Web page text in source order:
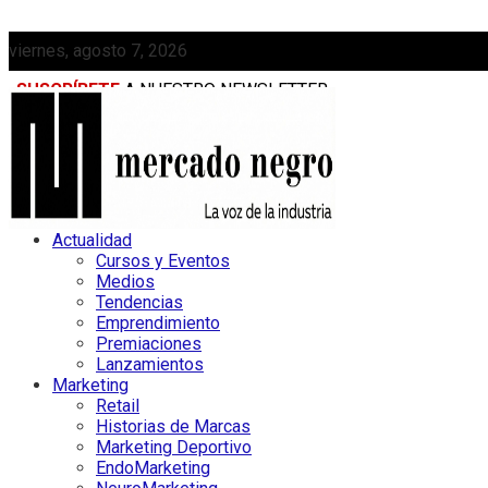
viernes, agosto 7, 2026
SUSCRÍBETE A NUESTRO NEWSLETTER
MEDIAKIT
Actualidad
Cursos y Eventos
Medios
Tendencias
Emprendimiento
Premiaciones
Lanzamientos
Marketing
Retail
Historias de Marcas
Marketing Deportivo
EndoMarketing